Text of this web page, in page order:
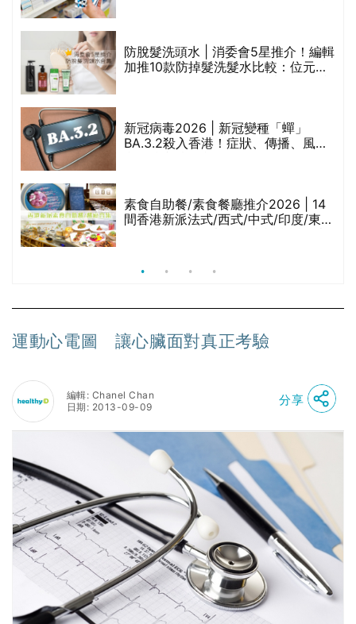
防脫髮洗頭水 | 消委會5星推介！編輯
加推10款防掉髮洗髮水比較：位元
新冠病毒2026 | 新冠變種「蟬」
BA.3.2殺入香港！症狀、傳播、風險
素食自助餐/素食餐廳推介2026 | 14
間香港新派法式/西式/中式/印度/東南
運動心電圖 讓心臟面對真正考驗
編輯: Chanel Chan
日期: 2013-09-09
分享